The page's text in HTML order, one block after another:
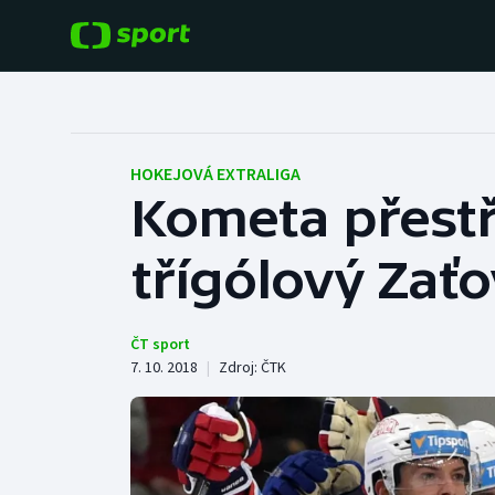
Hokej
Tenis
Cyklistika
Baseball a softbal
Basketbal
Boby a skeleton
Box
HOKEJOVÁ EXTRALIGA
Kometa
třígólový
ČT sport
7. 10. 2018 | Zdroj: ČTK